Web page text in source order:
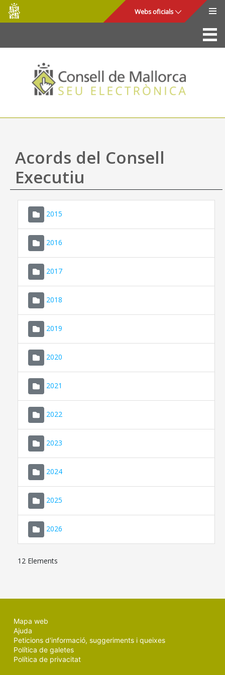
Salta al contingut principal
Consell
de
Mallorca
Webs oficials
La Seu
Consell de Mallorca
Accés i seguretat
Utilitats
Ajuda
Acords del Consell
Executiu
2015
2016
2017
2018
2019
2020
2021
2022
2023
2024
2025
2026
12 Elements
Mapa web
Ajuda
Peticions d'informació, suggeriments i queixes
Política de galetes
Política de privacitat